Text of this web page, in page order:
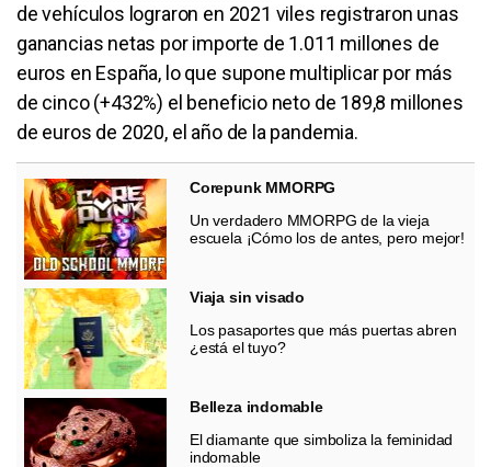
de vehículos lograron en 2021 viles registraron unas
ganancias netas por importe de 1.011 millones de
euros en España, lo que supone multiplicar por más
de cinco (+432%) el beneficio neto de 189,8 millones
de euros de 2020, el año de la pandemia.
Corepunk MMORPG
Un verdadero MMORPG de la vieja
escuela ¡Cómo los de antes, pero mejor!
Viaja sin visado
Los pasaportes que más puertas abren
¿está el tuyo?
Belleza indomable
El diamante que simboliza la feminidad
indomable